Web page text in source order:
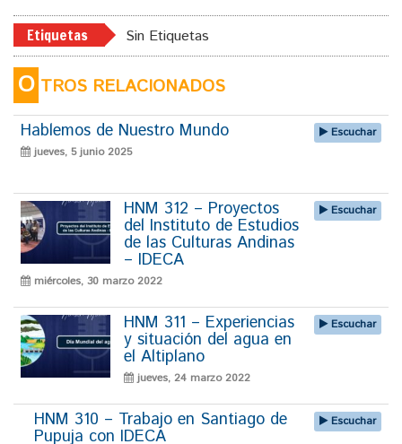
Etiquetas Sin Etiquetas
O TROS RELACIONADOS
Hablemos de Nuestro Mundo
jueves, 5 junio 2025
Escuchar
HNM 312 – Proyectos
del Instituto de Estudios
de las Culturas Andinas
– IDECA
miércoles, 30 marzo 2022
Escuchar
HNM 311 – Experiencias
y situación del agua en
el Altiplano
jueves, 24 marzo 2022
Escuchar
HNM 310 – Trabajo en Santiago de
Pupuja con IDECA
Escuchar